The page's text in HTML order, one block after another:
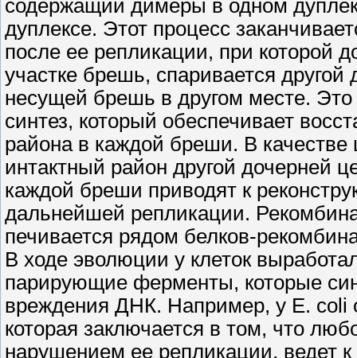
содержащий димеры в одном
дуплексе. Этот процесс
после ее репликации, при которой
участке брешь, спаривается
несущей брешь в другом месте. Это
синтез, который обеспечивает
района в каждой бреши. В
интактный район другой дочерней
каждой бреши приводят к
дальнейшей репликации.
печивается рядом белков-
В ходе эволюции у клеток
парирующие ферменты, которые
вреждения ДНК. Например, у Е. coli
которая заключается в том, что
нарушением ее репликации, ведет